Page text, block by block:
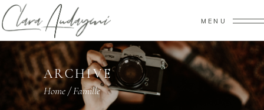
MENU
ARCHIVE
Home/Famille